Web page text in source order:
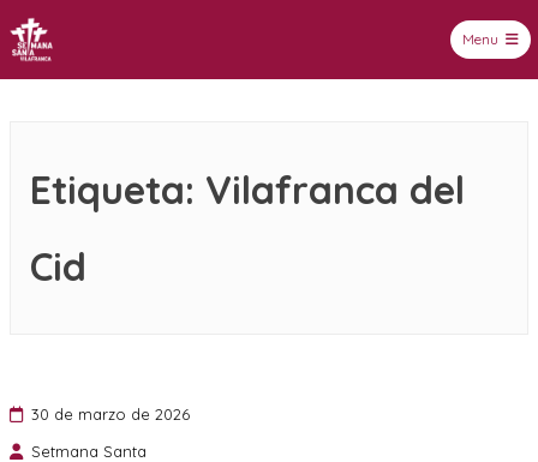
Setmana Santa Vilafranca
Menu
Etiqueta: Vilafranca del
Cid
30 de marzo de 2026
Setmana Santa